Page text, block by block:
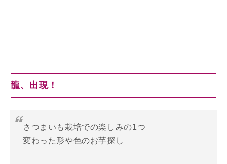
龍、出現！
さつまいも栽培での楽しみの1つ
変わった形や色のお芋探し